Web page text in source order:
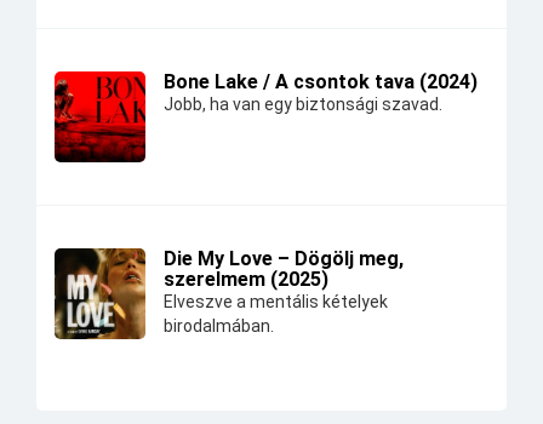
Bone Lake / A csontok tava (2024)
Jobb, ha van egy biztonsági szavad.
Die My Love – Dögölj meg,
szerelmem (2025)
Elveszve a mentális kételyek
birodalmában.